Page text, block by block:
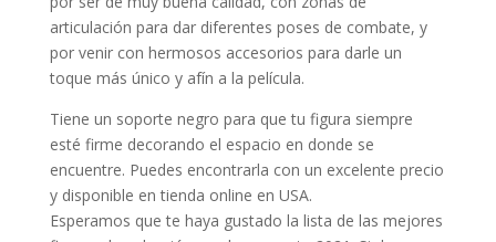
articulación para dar diferentes poses de combate, y
por venir con hermosos accesorios para darle un
toque más único y afín a la película.
Tiene un soporte negro para que tu figura siempre
esté firme decorando el espacio en donde se
encuentre. Puedes encontrarla con un excelente precio
y disponible en tienda online en USA.
Esperamos que te haya gustado la lista de las mejores